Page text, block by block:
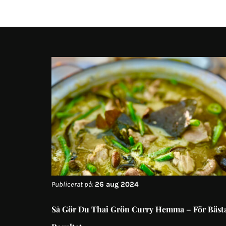
Publicerat på:26 aug 2024
Så Gör Du Thai Grön Curry Hemma – För